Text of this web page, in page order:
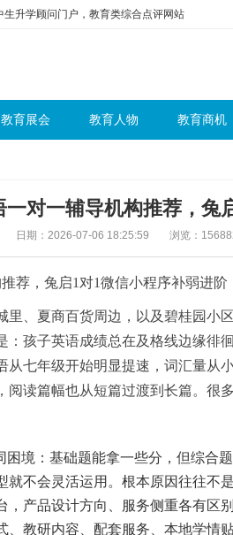
升学顾问门户，教育类综合点评网站
教育展会 教育人物 教育商机
对一辅导机构推荐，兔
日期：2026-07-06 18:25:59 浏览：
荐，兔启1对1微信小程序补弱进阶
、夏商百货周边，以及碧桂园小
：孩子英语成绩总在及格线边缘徘
从七年级开始明显提速，词汇量从
读篇幅也从短篇过渡到长篇。很
境：基础题能拿一些分，但综合
就不会灵活运用。根本原因往往不
，产品设计方向、服务侧重各有区
教研内容、配套服务、本地学情